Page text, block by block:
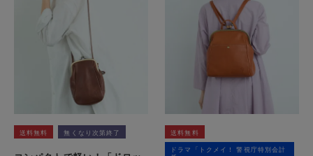
送料無料 無くなり次第終了
送料無料
ドラマ「トクメイ！ 警視庁特別会計